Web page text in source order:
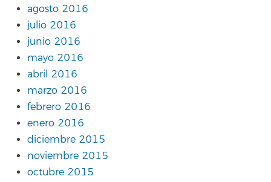
agosto 2016
julio 2016
junio 2016
mayo 2016
abril 2016
marzo 2016
febrero 2016
enero 2016
diciembre 2015
noviembre 2015
octubre 2015